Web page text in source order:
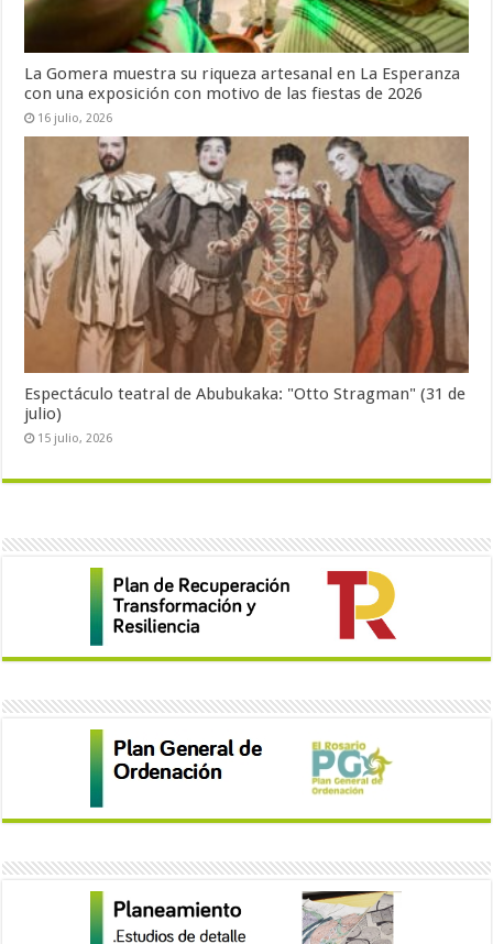
La Gomera muestra su riqueza artesanal en La Esperanza
con una exposición con motivo de las fiestas de 2026
16 julio, 2026
Espectáculo teatral de Abubukaka: "Otto Stragman" (31 de
julio)
15 julio, 2026